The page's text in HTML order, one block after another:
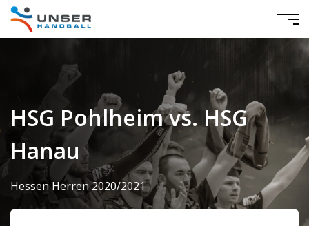
HSG Pohlheim vs. HSG
Hanau
Hessen Herren 2020/2021